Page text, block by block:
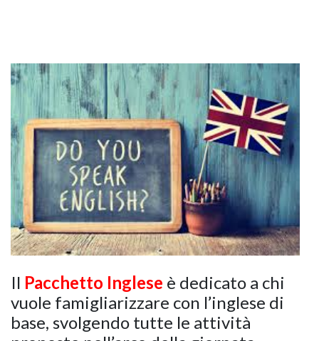
Il Pacchetto Inglese è dedicato a chi
vuole famigliarizzare con l’inglese di
base, svolgendo tutte le attività